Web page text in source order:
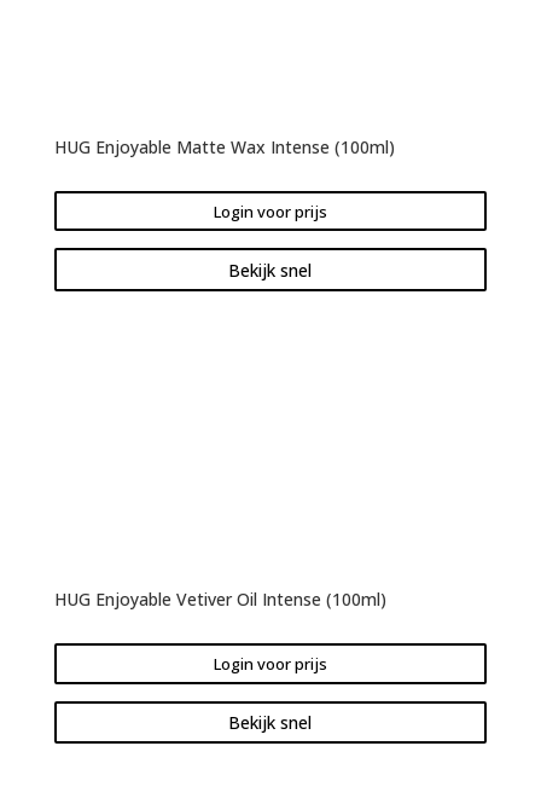
HUG Enjoyable Matte Wax Intense (100ml)
Login voor prijs
Bekijk snel
HUG Enjoyable Vetiver Oil Intense (100ml)
Login voor prijs
Bekijk snel